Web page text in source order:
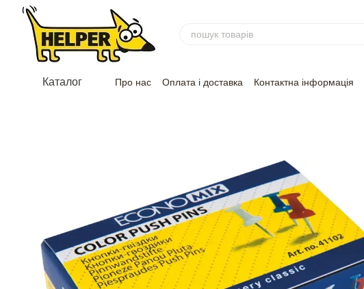
Перейти до основного контенту
Каталог Про нас Оплата і доставка Контактна інформація